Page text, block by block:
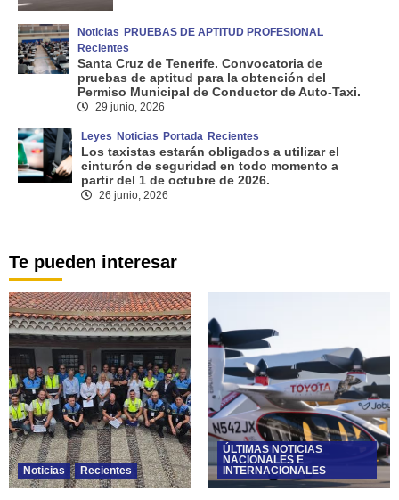
Noticias PRUEBAS DE APTITUD PROFESIONAL
Recientes
Santa Cruz de Tenerife. Convocatoria de
pruebas de aptitud para la obtención del
Permiso Municipal de Conductor de Auto-Taxi.
29 junio, 2026
Leyes Noticias Portada Recientes
Los taxistas estarán obligados a utilizar el
cinturón de seguridad en todo momento a
partir del 1 de octubre de 2026.
26 junio, 2026
Te pueden interesar
Noticias Recientes
ÚLTIMAS NOTICIAS
NACIONALES E
INTERNACIONALES